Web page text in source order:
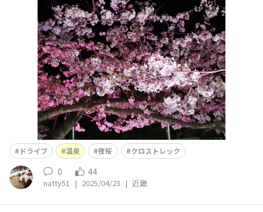
ドライブ 温泉 夜桜 クロストレック
0 44
natty51 | 2025/04/23 | 近畿